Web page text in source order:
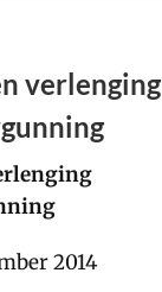
verlenging
2014